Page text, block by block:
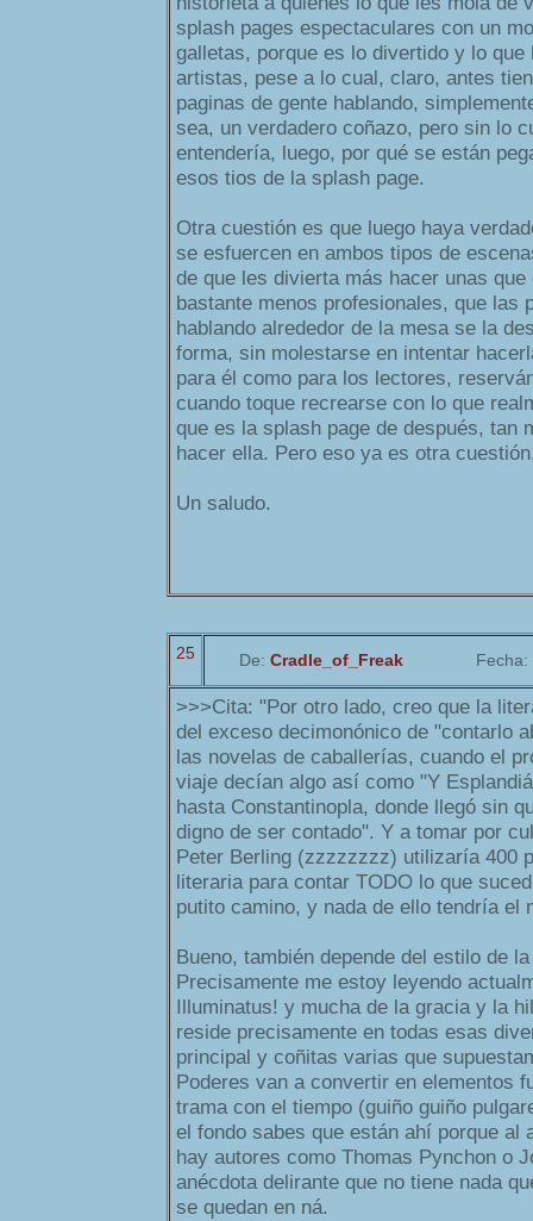
splash pages espectaculares con un
galletas, porque es lo divertido y lo que
artistas, pese a lo cual, claro, antes
paginas de gente hablando,
sea, un verdadero coñazo, pero sin lo
entendería, luego, por qué se están
esos tios de la splash page.
Otra cuestión es que luego haya
se esfuercen en ambos tipos de
de que les divierta más hacer unas
bastante menos profesionales, que las
hablando alrededor de la mesa se la
forma, sin molestarse en intentar
para él como para los lectores,
cuando toque recrearse con lo que
que es la splash page de después, tan
hacer ella. Pero eso ya es otra
Un saludo.
25 De: Cradle_of_Freak Fecha:
>>>Cita: "Por otro lado, creo que la
del exceso decimonónico de "contarlo
las novelas de caballerías, cuando el
viaje decían algo así como "Y
hasta Constantinopla, donde llegó sin
digno de ser contado". Y a tomar por
Peter Berling (zzzzzzzz) utilizaría 400
literaria para contar TODO lo que
putito camino, y nada de ello tendría el
Bueno, también depende del estilo de
Precisamente me estoy leyendo
Illuminatus! y mucha de la gracia y la
reside precisamente en todas esas
principal y coñitas varias que
Poderes van a convertir en elementos
trama con el tiempo (guiño guiño
el fondo sabes que están ahí porque al
hay autores como Thomas Pynchon o
anécdota delirante que no tiene nada
se quedan en ná.